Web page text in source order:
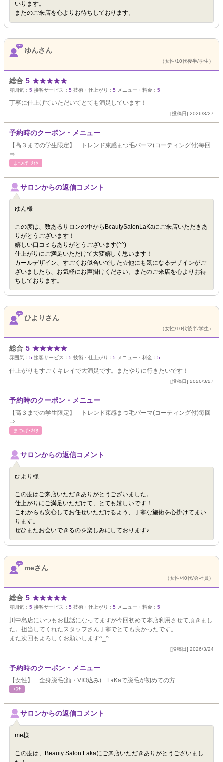
いります。
またのご来店を心よりお待ちしております。
ゆんさん
（女性/10代後半/学生）
総合 5 ★★★★★
雰囲気： 5 接客サービス： 5 技術・仕上がり： 5 メニュー・料金： 5
丁寧に仕上げていただいてとても満足しています！
[投稿日] 2026/3/27
予約時のクーポン・メニュー
【高３までの学生限定】 トレンド束感まつ毛パーマ(コーティング付)毎回
⇒
まつげ･ﾒｲｸ
サロンからの返信コメント
ゆん様
この度は、数あるサロンの中からBeautySalonLaKaにご来店いただきあ
りがとうございます！
嬉しい口コミもありがとうございます(^^)
仕上がりにご満足いただけて大変嬉しく思います！
カールデザイン、すごくお似合いでした☆他にも気になるデザインがご
ざいましたら、お気軽にお声掛けください。またのご来店を心よりお待
ちしております。
ひよりさん
（女性/10代後半/学生）
総合 5 ★★★★★
雰囲気： 5 接客サービス： 5 技術・仕上がり： 5 メニュー・料金： 5
仕上がりもすごくキレイで大満足です。またやりに行きたいです！
[投稿日] 2026/3/27
予約時のクーポン・メニュー
【高３までの学生限定】 トレンド束感まつ毛パーマ(コーティング付)毎回
⇒
まつげ･ﾒｲｸ
サロンからの返信コメント
ひより様
この度はご来店いただきありがとうございました。
仕上がりにご満足いただけて、とても嬉しいです！
これからも安心してお任せいただけるよう、丁寧な施術を心掛けてまい
ります。
ぜひまたお会いできるのを楽しみにしております♪
meさん
（女性/40代/会社員）
総合 5 ★★★★★
雰囲気： 5 接客サービス： 5 技術・仕上がり： 5 メニュー・料金： 5
川中島店にいつもお世話になってますが今回初めて本店利用させて頂きまし
た。担当してくれたスタッフさん丁寧でとても良かったです。
また次回もよろしくお願いします^_^
[投稿日] 2026/3/24
予約時のクーポン・メニュー
【女性】 全身脱毛(顔・VIO込み) LaKaで脱毛が初めての方
ｴｽﾃ
サロンからの返信コメント
me様
この度は、Beauty Salon Lakaにご来店いただきありがとうございまし